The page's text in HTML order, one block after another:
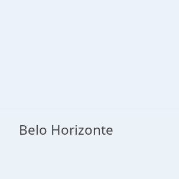
Belo Horizonte